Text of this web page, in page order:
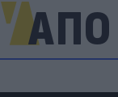
ΑΠΟ